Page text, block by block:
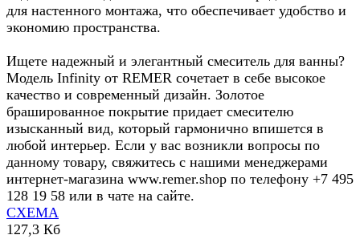
для настенного монтажа, что обеспечивает удобство и
экономию пространства.
Ищете надежный и элегантный смеситель для ванны?
Модель Infinity от REMER сочетает в себе высокое
качество и современный дизайн. Золотое
брашированное покрытие придает смесителю
изысканный вид, который гармонично впишется в
любой интерьер. Если у вас возникли вопросы по
данному товару, свяжитесь с нашими менеджерами
интернет-магазина www.remer.shop по телефону +7 495
128 19 58 или в чате на сайте.
СХЕМА
127,3 Кб